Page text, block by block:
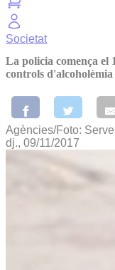
Societat
La policia comença el
controls
Agències/Foto:
dj., 09/11/2017